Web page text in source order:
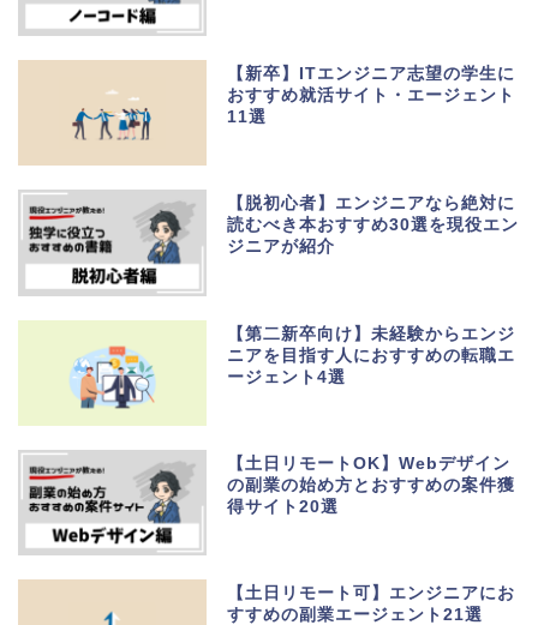
【新卒】ITエンジニア志望の学生に
おすすめ就活サイト・エージェント
11選
【脱初心者】エンジニアなら絶対に
読むべき本おすすめ30選を現役エン
ジニアが紹介
【第二新卒向け】未経験からエンジ
ニアを目指す人におすすめの転職エ
ージェント4選
【土日リモートOK】Webデザイン
の副業の始め方とおすすめの案件獲
得サイト20選
【土日リモート可】エンジニアにお
すすめの副業エージェント21選